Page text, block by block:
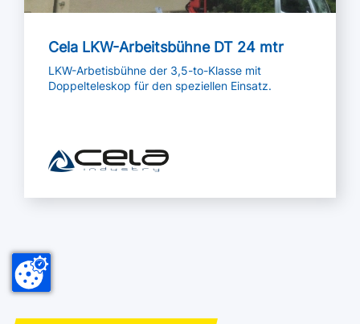
Cela LKW-Arbeitsbühne DT 24 mtr
LKW-Arbetisbühne der 3,5-to-Klasse mit
Doppelteleskop für den speziellen Einsatz.